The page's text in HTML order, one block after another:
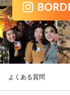
よくある質問